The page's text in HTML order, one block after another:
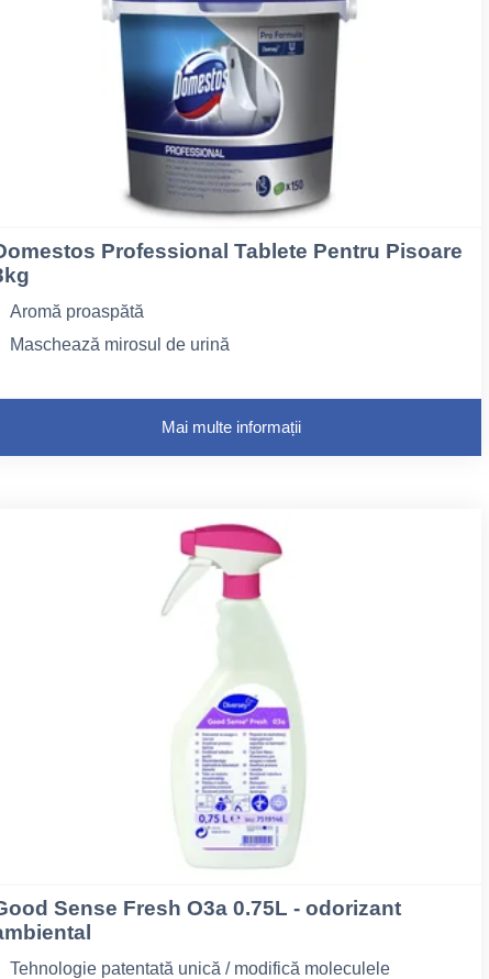
Professional Tablete Pentru Pisoare
Aromă proaspătă
Maschează mirosul de urină
Mai multe informații
Sense Fresh O3a 0.75L - odorizant
Tehnologie patentată unică / modifică moleculele